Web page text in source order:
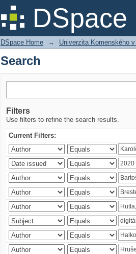
DSpace
Search
DSpace Home → Univerzita Komenského
Search
Filters
Use filters to refine the search results.
Current Filters: